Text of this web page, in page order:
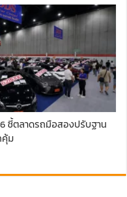
ชี้ตลาดรถมือสองปรับฐาน
ม